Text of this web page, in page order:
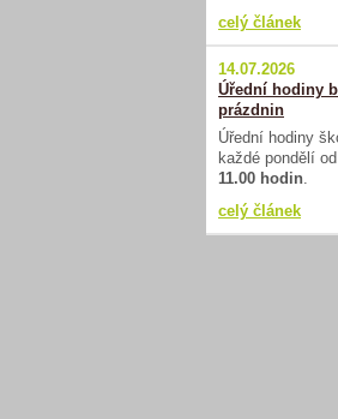
celý článek
14.07.2026
Úřední hodiny
prázdnin
Úřední hodiny
každé pondělí od
11.00 hodin
celý článek